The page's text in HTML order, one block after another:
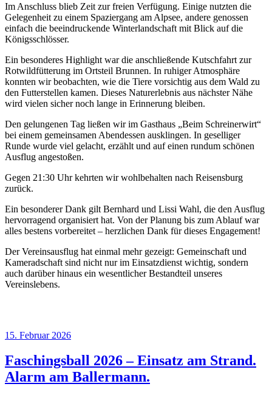
Im Anschluss blieb Zeit zur freien Verfügung. Einige nutzten die
Gelegenheit zu einem Spaziergang am Alpsee, andere genossen
einfach die beeindruckende Winterlandschaft mit Blick auf die
Königsschlösser.
Ein besonderes Highlight war die anschließende Kutschfahrt zur
Rotwildfütterung im Ortsteil Brunnen. In ruhiger Atmosphäre
konnten wir beobachten, wie die Tiere vorsichtig aus dem Wald zu
den Futterstellen kamen. Dieses Naturerlebnis aus nächster Nähe
wird vielen sicher noch lange in Erinnerung bleiben.
Den gelungenen Tag ließen wir im Gasthaus „Beim Schreinerwirt“
bei einem gemeinsamen Abendessen ausklingen. In geselliger
Runde wurde viel gelacht, erzählt und auf einen rundum schönen
Ausflug angestoßen.
Gegen 21:30 Uhr kehrten wir wohlbehalten nach Reisensburg
zurück.
Ein besonderer Dank gilt Bernhard und Lissi Wahl, die den Ausflug
hervorragend organisiert hat. Von der Planung bis zum Ablauf war
alles bestens vorbereitet – herzlichen Dank für dieses Engagement!
Der Vereinsausflug hat einmal mehr gezeigt: Gemeinschaft und
Kameradschaft sind nicht nur im Einsatzdienst wichtig, sondern
auch darüber hinaus ein wesentlicher Bestandteil unseres
Vereinslebens.
Veröffentlicht
15. Februar 2026
Faschingsball 2026 – Einsatz am Strand.
Alarm am Ballermann.